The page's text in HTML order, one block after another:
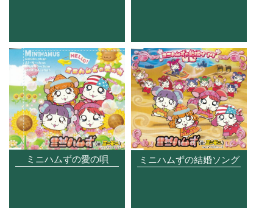
ミニハムずの愛の唄 ミニハムずの結婚ソング